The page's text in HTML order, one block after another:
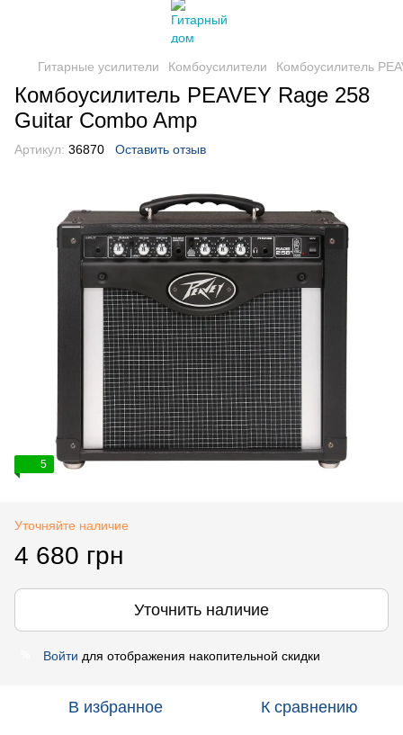
Гитарные усилители Комбоусилители Комбоусилитель
Комбоусилитель PEAVEY Rage 258
Guitar Combo Amp
Артикул: 36870 Оставить отзыв
5
Уточняйте наличие
4 680 грн
Уточнить наличие
Войти для отображения накопительной скидки
В избранное К сравнению